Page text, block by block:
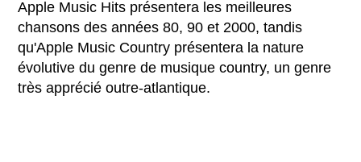
Apple Music Hits présentera les meilleures
chansons des années 80, 90 et 2000, tandis
qu'Apple Music Country présentera la nature
évolutive du genre de musique country, un genre
très apprécié outre-atlantique.